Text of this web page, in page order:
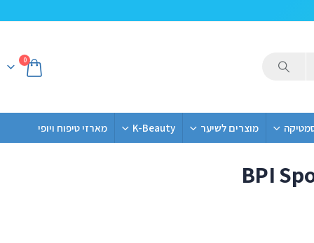
0
מוצרים לשיער K-Beauty מארזי טיפוח ויופי
BPI